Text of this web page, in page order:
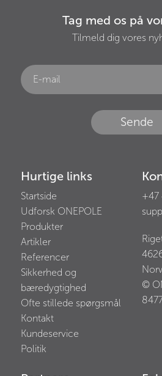
Tag med os på
Tilmeld dig vores
Sende
Hurtige links
Startside
Udforsk ONEPOLE
Produkter
Artikler
Referencer
Sikkerhed og
bæredygtighed
Ofte stillede spørgsmål
Kontakt
Kundeservice
Politik
+47
©